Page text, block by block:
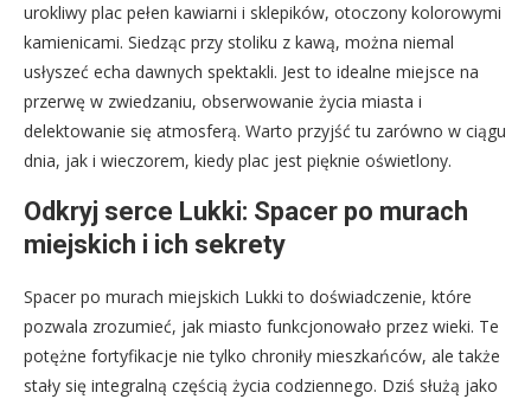
urokliwy plac pełen kawiarni i sklepików, otoczony kolorowymi
kamienicami. Siedząc przy stoliku z kawą, można niemal
usłyszeć echa dawnych spektakli. Jest to idealne miejsce na
przerwę w zwiedzaniu, obserwowanie życia miasta i
delektowanie się atmosferą. Warto przyjść tu zarówno w ciągu
dnia, jak i wieczorem, kiedy plac jest pięknie oświetlony.
Odkryj serce Lukki: Spacer po murach
miejskich i ich sekrety
Spacer po murach miejskich Lukki to doświadczenie, które
pozwala zrozumieć, jak miasto funkcjonowało przez wieki. Te
potężne fortyfikacje nie tylko chroniły mieszkańców, ale także
stały się integralną częścią życia codziennego. Dziś służą jako